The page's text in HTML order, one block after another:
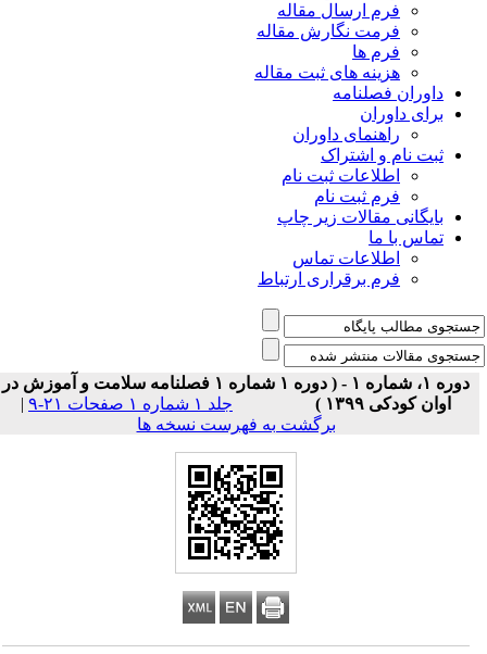
فرم ارسال مقاله
فرمت نگارش مقاله
فرم ها
هزینه های ثبت مقاله
داوران فصلنامه
برای داوران
راهنمای داوران
ثبت نام و اشتراک
اطلاعات ثبت نام
فرم ثبت نام
بایگانی مقالات زیر چاپ
تماس با ما
اطلاعات تماس
فرم برقراری ارتباط
دوره ۱، شماره ۱ - ( دوره ۱ شماره ۱ فصلنامه سلامت و آموزش در
اوان کودکی ۱۳۹۹ )
جلد ۱ شماره ۱ صفحات ۲۱-۹
|
برگشت به فهرست نسخه ها